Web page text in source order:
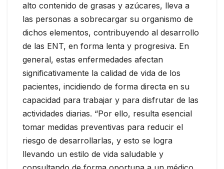
alto contenido de grasas y azúcares, lleva a
las personas a sobrecargar su organismo de
dichos elementos, contribuyendo al desarrollo
de las ENT, en forma lenta y progresiva. En
general, estas enfermedades afectan
significativamente la calidad de vida de los
pacientes, incidiendo de forma directa en su
capacidad para trabajar y para disfrutar de las
actividades diarias. “Por ello, resulta esencial
tomar medidas preventivas para reducir el
riesgo de desarrollarlas, y esto se logra
llevando un estilo de vida saludable y